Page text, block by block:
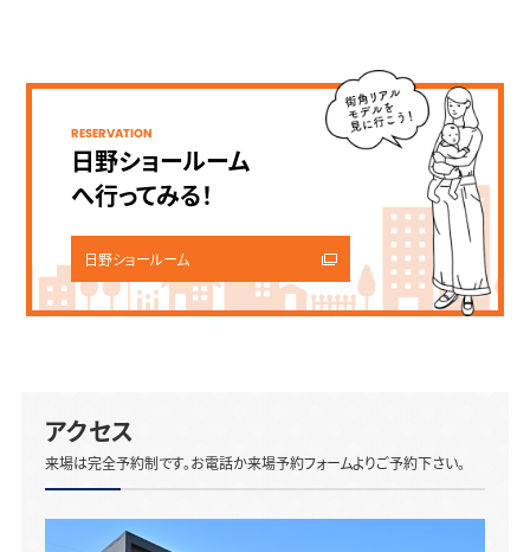
RESERVATION
日野ショールーム
へ行ってみる！
日野ショールーム
アクセス
来場は完全予約制です。お電話か来場予約フォームよりご予約下さい。